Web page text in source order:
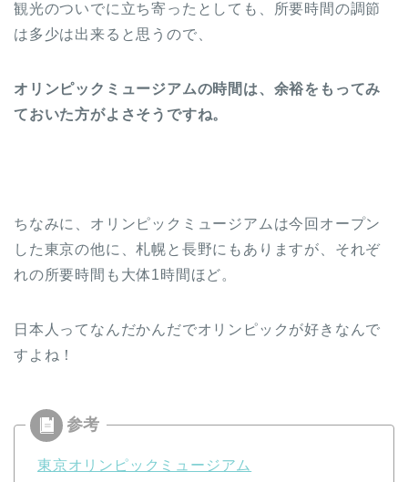
観光のついでに立ち寄ったとしても、所要時間の調節
は多少は出来ると思うので、
オリンピックミュージアムの時間は、余裕をもってみ
ておいた方がよさそうですね。
ちなみに、オリンピックミュージアムは今回オープン
した東京の他に、札幌と長野にもありますが、それぞ
れの所要時間も大体1時間ほど。
日本人ってなんだかんだでオリンピックが好きなんで
すよね！
東京オリンピックミュージアム